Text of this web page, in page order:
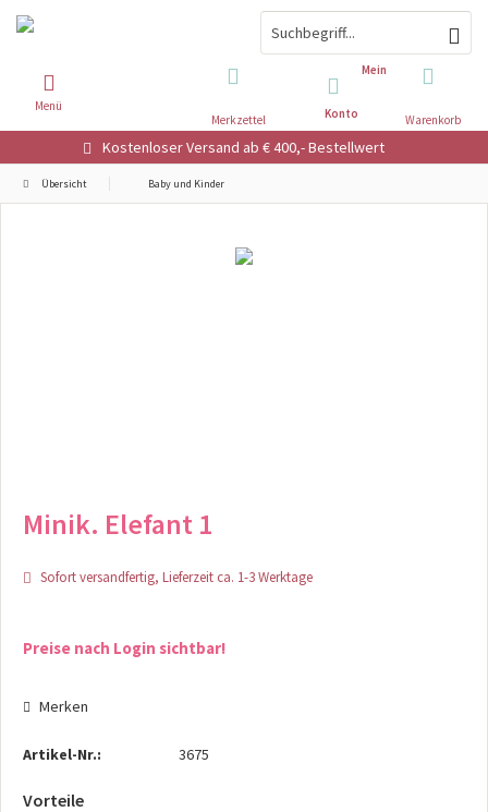
Kostenloser Versand ab € 400,- Bestellwert
Warenkorb
Merkzettel
Mein
Konto
Menü
Übersicht Baby und Kinder
Minik. Elefant 1
Sofort versandfertig, Lieferzeit ca. 1-3 Werktage
Preise nach Login sichtbar!
Merken
Artikel-Nr.: 3675
Vorteile